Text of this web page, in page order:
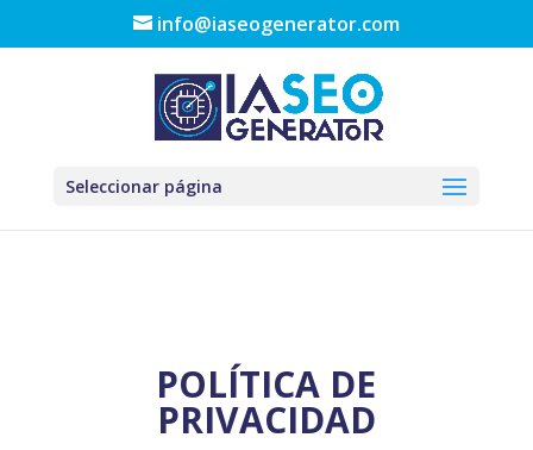
info@iaseogenerator.com
Seleccionar página
POLÍTICA DE
PRIVACIDAD